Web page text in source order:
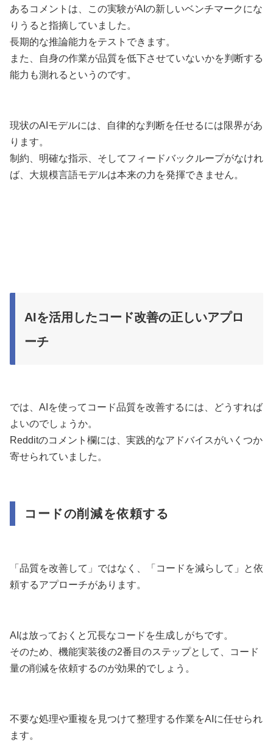
あるコメントは、この実験がAIの新しいベンチマークにな
りうると指摘していました。
長期的な推論能力をテストできます。
また、自身の作業が品質を低下させていないかを判断する
能力も測れるというのです。
現状のAIモデルには、自律的な判断を任せるには限界があ
ります。
制約、明確な指示、そしてフィードバックループがなけれ
ば、大規模言語モデルは本来の力を発揮できません。
AIを活用したコード改善の正しいアプロ
ーチ
では、AIを使ってコード品質を改善するには、どうすれば
よいのでしょうか。
Redditのコメント欄には、実践的なアドバイスがいくつか
寄せられていました。
コードの削減を依頼する
「品質を改善して」ではなく、「コードを減らして」と依
頼するアプローチがあります。
AIは放っておくと冗長なコードを生成しがちです。
そのため、機能実装後の2番目のステップとして、コード
量の削減を依頼するのが効果的でしょう。
不要な処理や重複を見つけて整理する作業をAIに任せられ
ます。